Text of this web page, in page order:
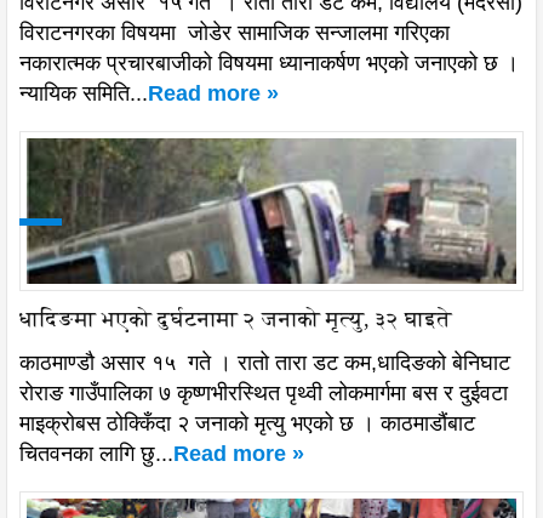
विराटनगरका विषयमा जोडेर सामाजिक सन्जालमा गरिएका
नकारात्मक प्रचारबाजीको विषयमा ध्यानाकर्षण भएको जनाएको छ ।
न्यायिक समिति...Read more »
धादिङमा भएको दुर्घटनामा २ जनाको मृत्यु, ३२ घाइते
काठमाण्डौ असार १५ गते । रातो तारा डट कम,धादिङको बेनिघाट
रोराङ गाउँपालिका ७ कृष्णभीरस्थित पृथ्वी लोकमार्गमा बस र दुईवटा
माइक्रोबस ठोक्किँदा २ जनाको मृत्यु भएको छ । काठमाडौंबाट
चितवनका लागि छु...Read more »